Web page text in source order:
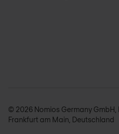
© 2026 Nomios Germany GmbH,
Frankfurt am Main, Deutschland